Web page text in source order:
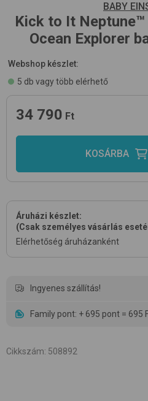
BABY
Kick to It
Ocean Explorer
Webshop készlet:
5 db vagy több elérhető
34 790 Ft
KOSÁRBA
Áruházi készlet:
(Csak személyes vásárlás
Elérhetőség áruházanként
Ingyenes szállítás!
Family pont: + 695 pont = 695
Cikkszám: 508892